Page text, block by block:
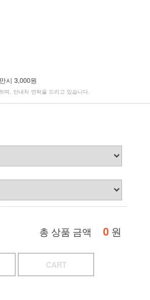
시 3,000원
며, 안내차 연락을 드리고 있습니다.
총 상품 금액 0 원
CART